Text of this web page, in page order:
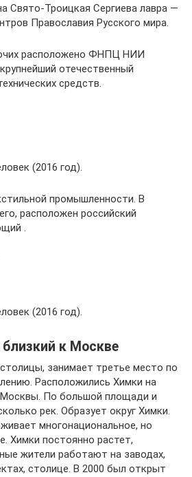
Свято-Троицкая Сергиева лавра —
Православия Русского мира.
расположено ФНПЦ НИИ
отечественный
средств.
(2016 год).
промышленности. В
расположен российский
.
(2016 год).
к Москве
занимает третье место по
Расположились Химки на
Москвы. По большой площади и
рек. Образует округ Химки.
многонациональное, но
Химки постоянно растет,
жители работают на заводах,
столице. В 2000 был открыт